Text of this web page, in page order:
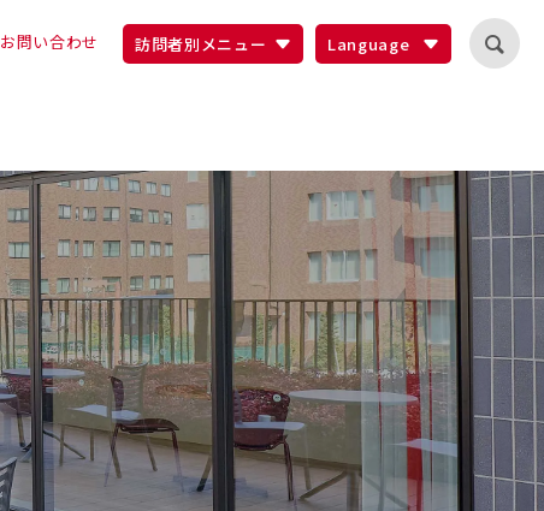
お問い合わせ 訪問者別メニュー Language